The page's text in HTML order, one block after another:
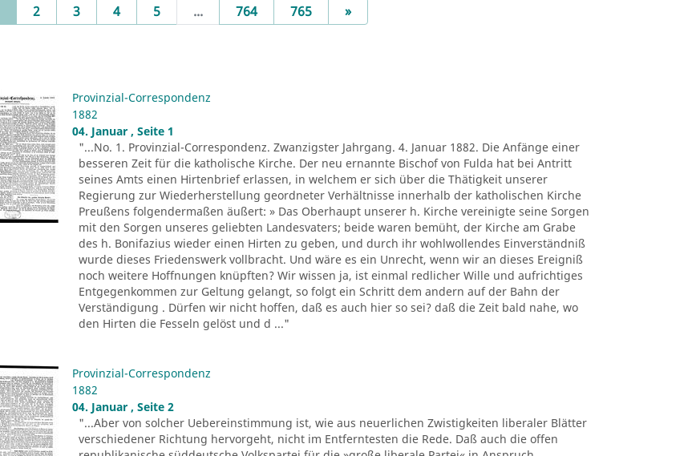
(current)
2 3 4 5 ... 764 765 »Next
Provinzial-Correspondenz
1882
04. Januar , Seite 1
"...No. 1. Provinzial-Correspondenz. Zwanzigster Jahrgang. 4. Januar 1882. Die Anfänge einer
besseren Zeit für die katholische Kirche. Der neu ernannte Bischof von Fulda hat bei Antritt
seines Amts einen Hirtenbrief erlassen, in welchem er sich über die Thätigkeit unserer
Regierung zur Wiederherstellung geordneter Verhältnisse innerhalb der katholischen Kirche
Preußens folgendermaßen äußert: » Das Oberhaupt unserer h. Kirche vereinigte seine Sorgen
mit den Sorgen unseres geliebten Landesvaters; beide waren bemüht, der Kirche am Grabe
des h. Bonifazius wieder einen Hirten zu geben, und durch ihr wohlwollendes Einverständniß
wurde dieses Friedenswerk vollbracht. Und wäre es ein Unrecht, wenn wir an dieses Ereigniß
noch weitere Hoffnungen knüpften? Wir wissen ja, ist einmal redlicher Wille und aufrichtiges
Entgegenkommen zur Geltung gelangt, so folgt ein Schritt dem andern auf der Bahn der
Verständigung . Dürfen wir nicht hoffen, daß es auch hier so sei? daß die Zeit bald nahe, wo
den Hirten die Fesseln gelöst und d ..."
Provinzial-Correspondenz
1882
04. Januar , Seite 2
"...Aber von solcher Uebereinstimmung ist, wie aus neuerlichen Zwistigkeiten liberaler Blätter
verschiedener Richtung hervorgeht, nicht im Entferntesten die Rede. Daß auch die offen